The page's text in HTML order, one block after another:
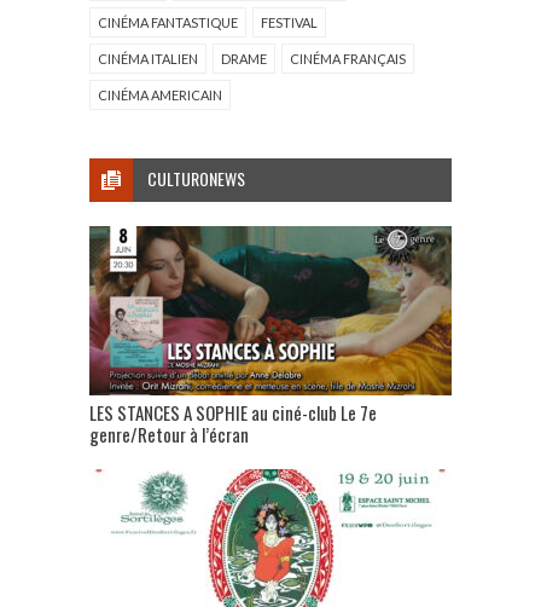
CINÉMA FANTASTIQUE FESTIVAL
CINÉMA ITALIEN DRAME CINÉMA FRANÇAIS
CINÉMA AMERICAIN
CULTURONEWS
LES STANCES A SOPHIE au ciné-club Le 7e
genre/Retour à l’écran